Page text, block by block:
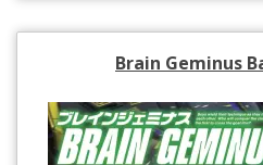
Brain Geminus